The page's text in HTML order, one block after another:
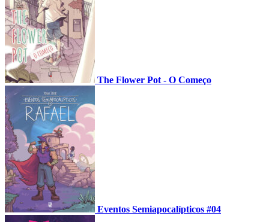
The Flower Pot - O Começo
Eventos Semiapocalípticos #04